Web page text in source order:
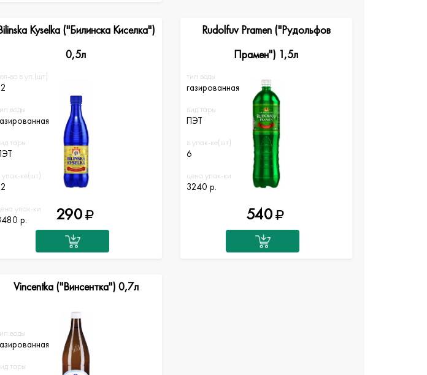
во в уп.(шт)
воды
тары
упак-ке(шт)
упак-ки
р.
Kyselka ("Билинска Киселка")
0,5л
290
тип воды
газированная
вид тары
ПЭТ
в упак-ке(шт)
6
цена упак-ки
3240 р.
Rudolfuv Pramen ("Рудольфов
Прамен") 1,5л
540
воды
тары
Vincentka ("Винсентка") 0,7л